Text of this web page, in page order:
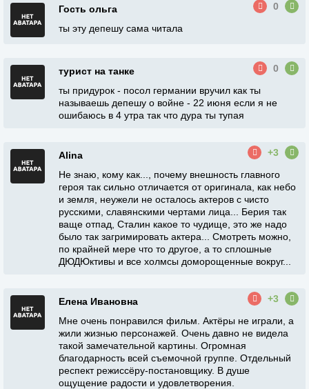
Гость ольга
0
ты эту депешу сама читала
турист на танке
0
ты придурок - посол германии вручил как ты
называешь депешу о войне - 22 июня если я не
ошибаюсь в 4 утра так что дура ты тупая
Alina
+3
Не знаю, кому как..., почему внешность главного
героя так сильно отличается от оригинала, как небо
и земля, неужели не осталось актеров с чисто
русскими, славянскими чертами лица... Берия так
ваще отпад, Сталин какое то чудище, это же надо
было так загримировать актера... Смотреть можно,
по крайней мере что то другое, а то сплошные
ДЮДЮктивы и все холмсы доморощенные вокруг...
Елена Ивановна
+3
Мне очень понравился фильм. Актёры не играли, а
жили жизнью персонажей. Очень давно не видела
такой замечательной картины. Огромная
благодарность всей съемочной группе. Отдельный
респект режиссёру-постановщику. В душе
ощущение радости и удовлетворения.